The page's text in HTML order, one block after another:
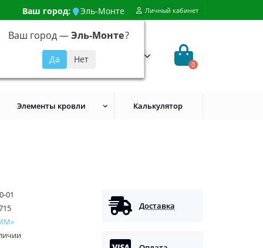
Ваш город: Эль-Монте
Ваш город —Эль-Монте?
Личный кабинет
648-92-94
0
Элементы кровли Калькулятор
01
Доставка